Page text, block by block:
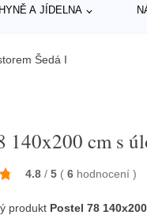
A JÍDELNA
Šedá I
140x200 cm s
4.8 / 5 ( 6 hodnocení)
produkt Postel 78